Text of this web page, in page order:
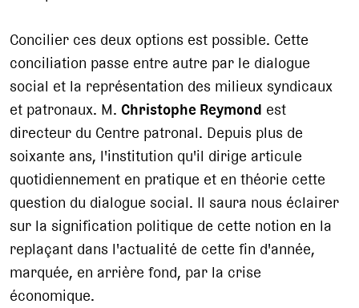
Concilier ces deux options est possible. Cette
conciliation passe entre autre par le dialogue
social et la représentation des milieux syndicaux
et patronaux. M. Christophe Reymond est
directeur du Centre patronal. Depuis plus de
soixante ans, l'institution qu'il dirige articule
quotidiennement en pratique et en théorie cette
question du dialogue social. Il saura nous éclairer
sur la signification politique de cette notion en la
replaçant dans l'actualité de cette fin d'année,
marquée, en arrière fond, par la crise
économique.